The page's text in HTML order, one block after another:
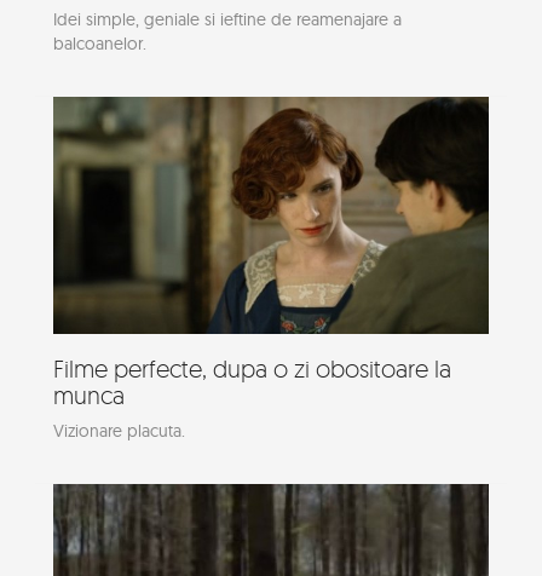
Idei simple, geniale si ieftine de reamenajare a
balcoanelor.
Filme perfecte, dupa o zi obositoare la
munca
Vizionare placuta.